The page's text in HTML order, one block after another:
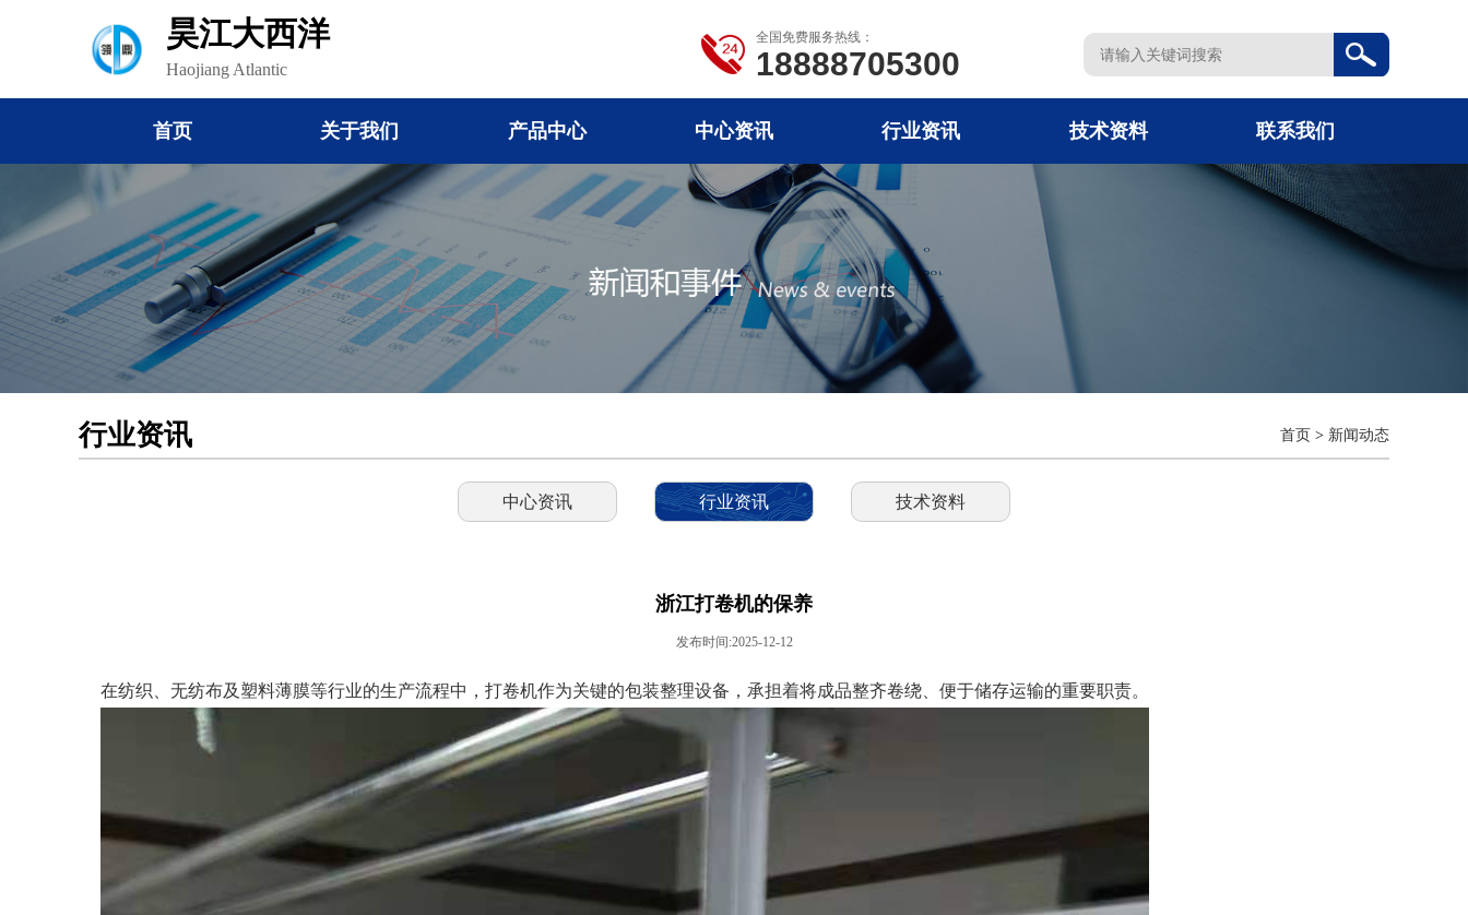
昊江大西洋
Haojiang Atlantic
全国免费服务热线：
18888705300
首页 关于我们 产品中心 中心资讯 行业资讯 技术资料 联系我们
行业资讯 首页 > 新闻动态
中心资讯 行业资讯 技术资料
浙江打卷机的保养
发布时间:2025-12-12
在纺织、无纺布及塑料薄膜等行业的生产流程中，打卷机作为关键的包装整理设备，承担着将成品整齐卷绕、便于储存运输的重要职责。